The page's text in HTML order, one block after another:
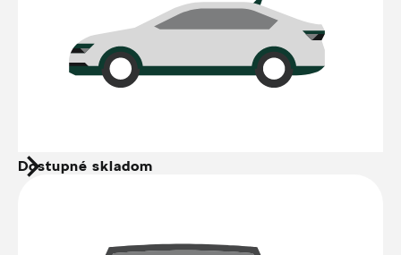
Dostupné skladom